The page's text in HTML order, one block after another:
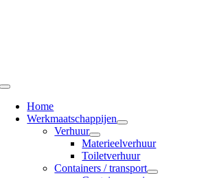
Toggle
NavigationHome
Werkmaatschappijen
Verhuur
Materieelverhuur
Toiletverhuur
Containers / transport